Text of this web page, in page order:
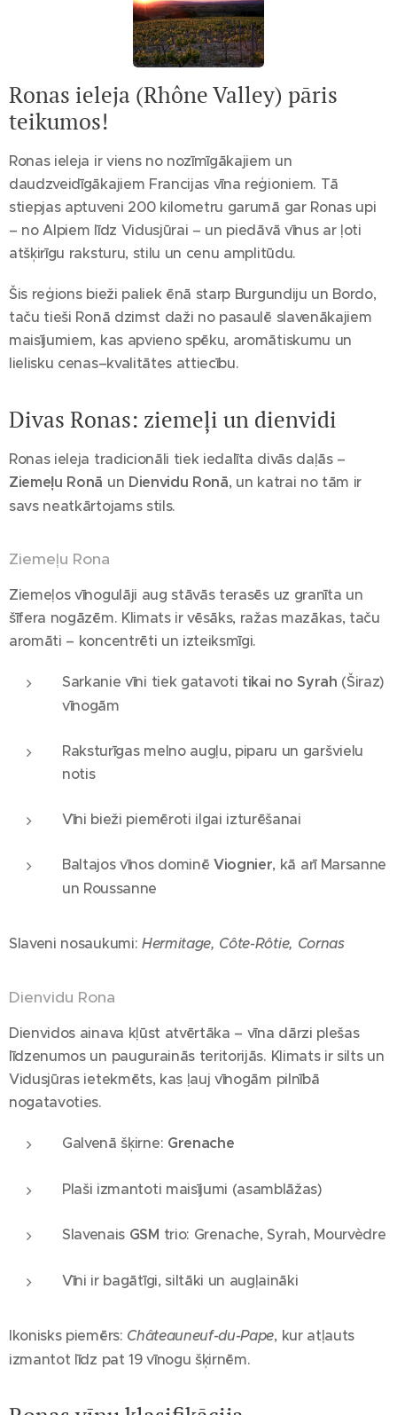
Ronas ieleja (Rhône Valley) pāris
teikumos!
Ronas ieleja ir viens no nozīmīgākajiem un
daudzveidīgākajiem Francijas vīna reģioniem. Tā
stiepjas aptuveni 200 kilometru garumā gar Ronas upi
– no Alpiem līdz Vidusjūrai – un piedāvā vīnus ar ļoti
atšķirīgu raksturu, stilu un cenu amplitūdu.
Šis reģions bieži paliek ēnā starp Burgundiju un Bordo,
taču tieši Ronā dzimst daži no pasaulē slavenākajiem
maisījumiem, kas apvieno spēku, aromātiskumu un
lielisku cenas–kvalitātes attiecību.
Divas Ronas: ziemeļi un dienvidi
Ronas ieleja tradicionāli tiek iedalīta divās daļās –
Ziemeļu Ronā un Dienvidu Ronā, un katrai no tām ir
savs neatkārtojams stils.
Ziemeļu Rona
Ziemeļos vīnogulāji aug stāvās terasēs uz granīta un
šīfera nogāzēm. Klimats ir vēsāks, ražas mazākas, taču
aromāti – koncentrēti un izteiksmīgi.
Sarkanie vīni tiek gatavoti tikai no Syrah (Širaz)
vīnogām
Raksturīgas melno augļu, piparu un garšvielu
notis
Vīni bieži piemēroti ilgai izturēšanai
Baltajos vīnos dominē Viognier, kā arī Marsanne
un Roussanne
Slaveni nosaukumi: Hermitage, Côte-Rôtie, Cornas
Dienvidu Rona
Dienvidos ainava kļūst atvērtāka – vīna dārzi plešas
līdzenumos un paugurainās teritorijās. Klimats ir silts un
Vidusjūras ietekmēts, kas ļauj vīnogām pilnībā
nogatavoties.
Galvenā šķirne: Grenache
Plaši izmantoti maisījumi (asamblāžas)
Slavenais GSM trio: Grenache, Syrah, Mourvèdre
Vīni ir bagātīgi, siltāki un augļaināki
Ikonisks piemērs: Châteauneuf-du-Pape, kur atļauts
izmantot līdz pat 19 vīnogu šķirnēm.